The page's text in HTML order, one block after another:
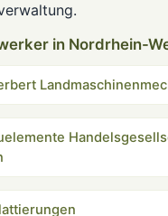
in Nordrhein-